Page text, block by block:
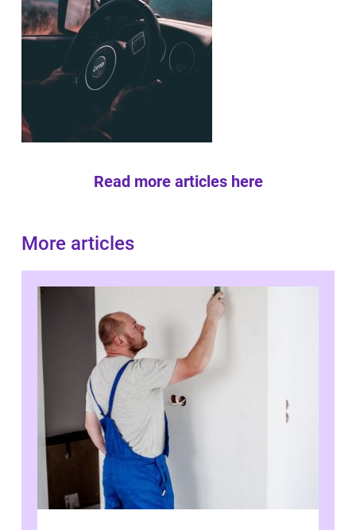
Read more articles here
More articles